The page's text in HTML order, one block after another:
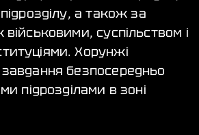
а також за
військовими, суспільством і
Хорунжі
безпосередньо
підрозділами в зоні